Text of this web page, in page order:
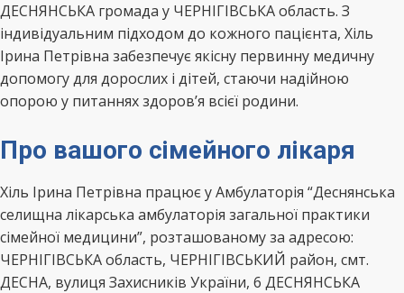
ДЕСНЯНСЬКА громада у ЧЕРНІГІВСЬКА область. З
індивідуальним підходом до кожного пацієнта, Хіль
Ірина Петрівна забезпечує якісну первинну медичну
допомогу для дорослих і дітей, стаючи надійною
опорою у питаннях здоров’я всієї родини.
Про вашого сімейного лікаря
Хіль Ірина Петрівна працює у Амбулаторія “Деснянська
селищна лікарська амбулаторія загальної практики
сімейної медицини”, розташованому за адресою:
ЧЕРНІГІВСЬКА область, ЧЕРНІГІВСЬКИЙ район, смт.
ДЕСНА, вулиця Захисників України, 6 ДЕСНЯНСЬКА